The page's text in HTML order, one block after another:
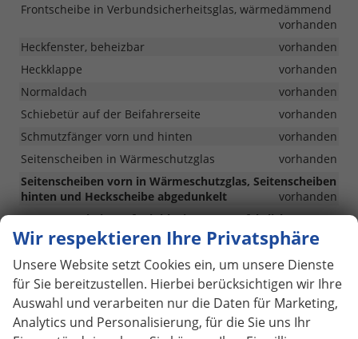
Frontscheibe in Verbundsicherheitsglas, wärmedämmend
vorhanden
Heckfenster, beheizbar
vorhanden
Heckklappe
vorhanden
Normaldach
vorhanden
Schiebetür auf der Beifahrerseite
vorhanden
Schmutzfänger vorn und hinten
vorhanden
Seitenscheiben in Wärmeschutzglas
vorhanden
Seitenscheiben vorn in Wärmeschutzglas, Seitenscheiben
hinten und Heckscheibe abgedunkelt
vorhanden
LED Frontscheinwerfer inklusive LED Tagfahrlicht
vorhanden
LED-Rückleuchten
Heckwischer mit Heckscheiben-Wischwaschanlage
vorhanden
Verkehrszeichenerkennung und Falschfahrwarnung
vorhanden
Wir respektieren Ihre Privatsphäre
Unsere Website setzt Cookies ein, um unsere Dienste
für Sie bereitzustellen. Hierbei berücksichtigen wir Ihre
Auswahl und verarbeiten nur die Daten für Marketing,
Analytics und Personalisierung, für die Sie uns Ihr